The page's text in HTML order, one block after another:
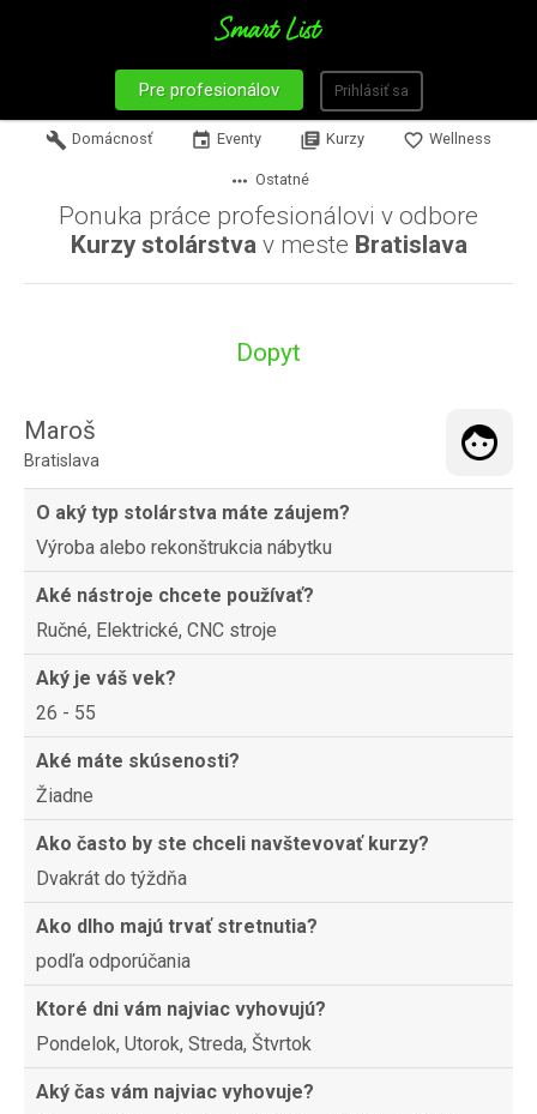
Pre profesionálov Prihlásiť sa
build Domácnosť event Eventy library_books Kurzy favorite_border Wellness
more_horiz Ostatné
Ponuka práce profesionálovi v odbore
Kurzy stolárstvav meste Bratislava
Dopyt
Maroš
Bratislava
O aký typ stolárstva máte záujem?
Výroba alebo rekonštrukcia nábytku
Aké nástroje chcete používať?
Ručné, Elektrické, CNC stroje
Aký je váš vek?
26 - 55
Aké máte skúsenosti?
Žiadne
Ako často by ste chceli navštevovať kurzy?
Dvakrát do týždňa
Ako dlho majú trvať stretnutia?
podľa odporúčania
Ktoré dni vám najviac vyhovujú?
Pondelok, Utorok, Streda, Štvrtok
Aký čas vám najviac vyhovuje?